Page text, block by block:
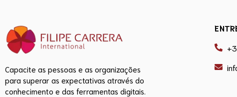
Capacite as pessoas e as organizações
para superar as expectativas através do
conhecimento e das ferramentas digitais.